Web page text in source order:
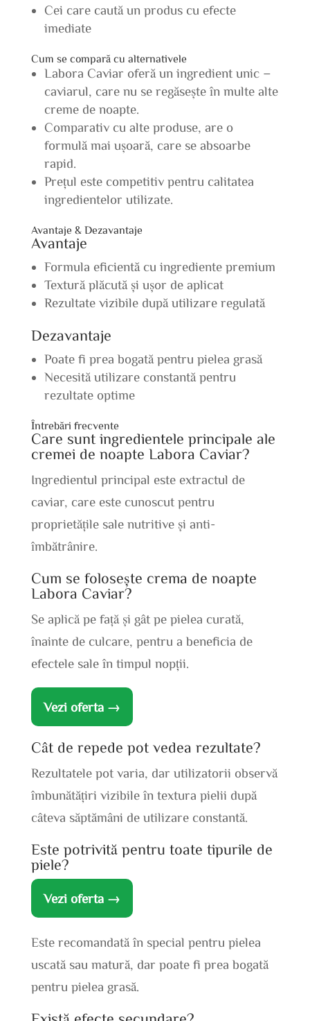
Cei care caută un produs cu efecte
imediate
Cum se compară cu alternativele
Labora Caviar oferă un ingredient unic –
caviarul, care nu se regăsește în multe alte
creme de noapte.
Comparativ cu alte produse, are o
formulă mai ușoară, care se absoarbe
rapid.
Prețul este competitiv pentru calitatea
ingredientelor utilizate.
Avantaje & Dezavantaje
Avantaje
Formula eficientă cu ingrediente premium
Textură plăcută și ușor de aplicat
Rezultate vizibile după utilizare regulată
Dezavantaje
Poate fi prea bogată pentru pielea grasă
Necesită utilizare constantă pentru
rezultate optime
Întrebări frecvente
Care sunt ingredientele principale ale
cremei de noapte Labora Caviar?
Ingredientul principal este extractul de
caviar, care este cunoscut pentru
proprietățile sale nutritive și anti-
îmbătrânire.
Cum se folosește crema de noapte
Labora Caviar?
Se aplică pe față și gât pe pielea curată,
înainte de culcare, pentru a beneficia de
efectele sale în timpul nopții.
Vezi oferta →
Cât de repede pot vedea rezultate?
Rezultatele pot varia, dar utilizatorii observă
îmbunătățiri vizibile în textura pielii după
câteva săptămâni de utilizare constantă.
Este potrivită pentru toate tipurile de
piele?
Vezi oferta →
Este recomandată în special pentru pielea
uscată sau matură, dar poate fi prea bogată
pentru pielea grasă.
Există efecte secundare?